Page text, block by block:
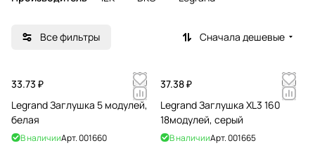
Все фильтры Сначала дешевые
33.73 ₽
Legrand Заглушка 5 модулей,
белая
В наличииАрт.001660
37.38 ₽
Legrand Заглушка XL3 160
18модулей, серый
В наличииАрт.001665